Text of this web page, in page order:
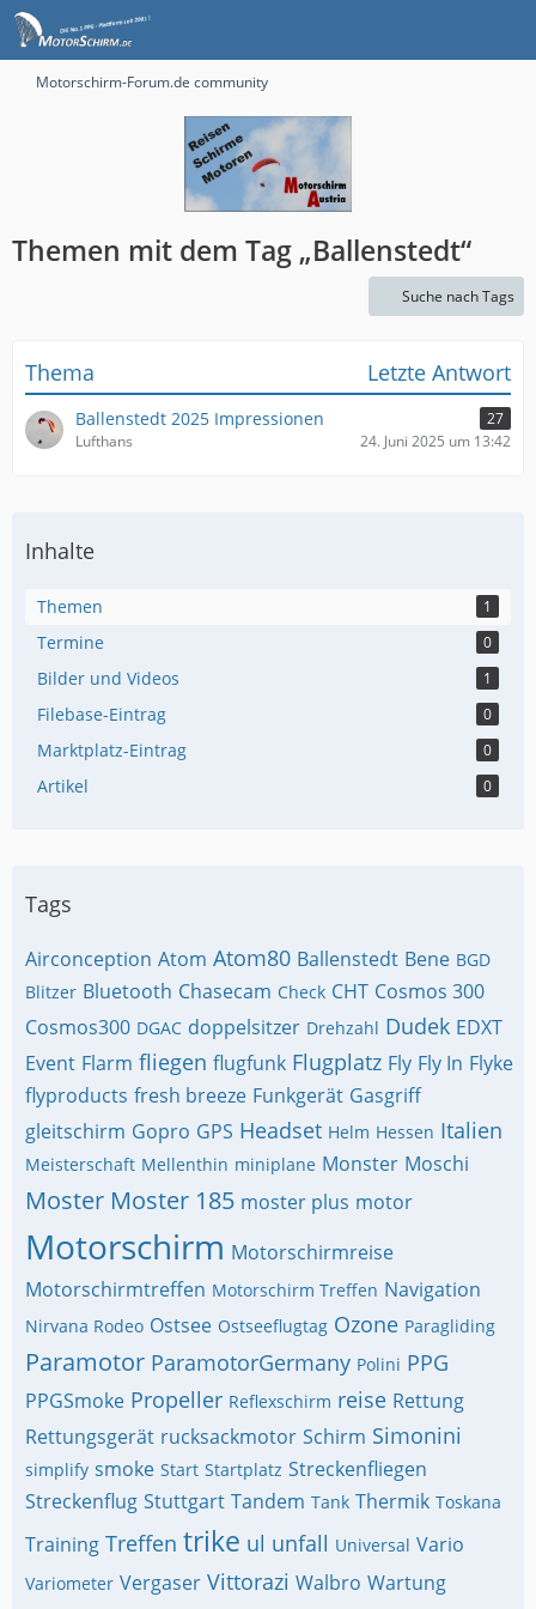
Motorschirm-Forum.de community
Themen mit dem Tag „Ballenstedt“
Suche nach Tags
Thema Letzte Antwort
Ballenstedt 2025 Impressionen
27
Lufthans
24. Juni 2025 um 13:42
Inhalte
Themen 1
Termine 0
Bilder und Videos 1
Filebase-Eintrag 0
Marktplatz-Eintrag 0
Artikel 0
Tags
Airconception Atom Atom80 Ballenstedt Bene BGD
Blitzer Bluetooth Chasecam Check CHT Cosmos 300
Cosmos300 DGAC doppelsitzer Drehzahl Dudek EDXT
Event Flarm fliegen flugfunk Flugplatz Fly Fly In Flyke
flyproducts fresh breeze Funkgerät Gasgriff
gleitschirm Gopro GPS Headset Helm Hessen Italien
Meisterschaft Mellenthin miniplane Monster Moschi
Moster Moster 185 moster plus motor
Motorschirm Motorschirmreise
Motorschirmtreffen Motorschirm Treffen Navigation
Nirvana Rodeo Ostsee Ostseeflugtag Ozone Paragliding
Paramotor ParamotorGermany Polini PPG
PPGSmoke Propeller Reflexschirm reise Rettung
Rettungsgerät rucksackmotor Schirm Simonini
simplify smoke Start Startplatz Streckenfliegen
Streckenflug Stuttgart Tandem Tank Thermik Toskana
Training Treffen trike ul unfall Universal Vario
Variometer Vergaser Vittorazi Walbro Wartung